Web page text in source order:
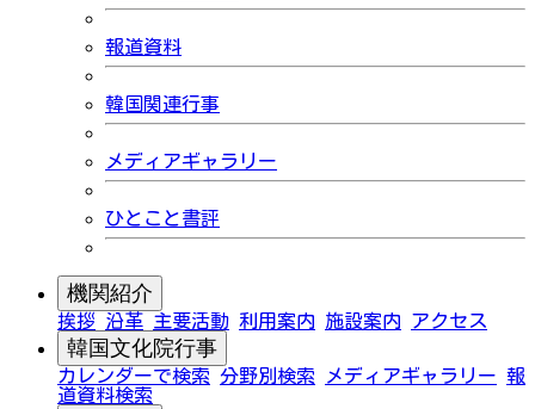
報道資料
韓国関連行事
メディアギャラリー
ひとこと書評
機関紹介
挨拶 沿革 主要活動 利用案内 施設案内 アクセス
韓国文化院行事
カレンダーで検索 分野別検索 メディアギャラリー 報
道資料検索